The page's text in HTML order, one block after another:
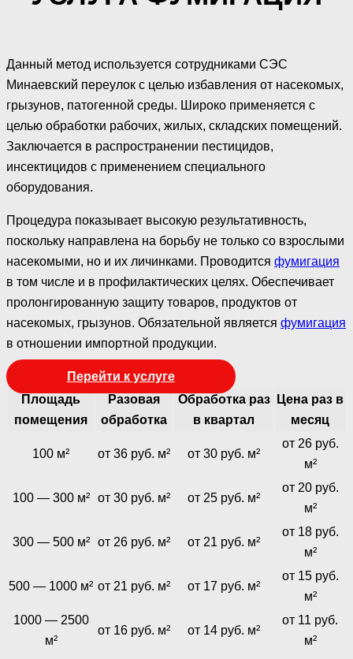
Данный метод используется сотрудниками СЭС
Минаевский переулок с целью избавления от насекомых,
грызунов, патогенной среды. Широко применяется с
целью обработки рабочих, жилых, складских помещений.
Заключается в распространении пестицидов,
инсектицидов с применением специального
оборудования.
Процедура показывает высокую результативность,
поскольку направлена на борьбу не только со взрослыми
насекомыми, но и их личинками. Проводится фумигация
в том числе и в профилактических целях. Обеспечивает
пролонгированную защиту товаров, продуктов от
насекомых, грызунов. Обязательной является фумигация
в отношении импортной продукции.
Перейти к услуге
Площадь
помещения
Разовая
обработка
Обработка раз
в квартал
Цена раз в
месяц
100 м² от 36 руб. м² от 30 руб. м²
от 26 руб.
м²
100 — 300 м² от 30 руб. м² от 25 руб. м²
от 20 руб.
м²
300 — 500 м² от 26 руб. м² от 21 руб. м²
от 18 руб.
м²
500 — 1000 м² от 21 руб. м² от 17 руб. м²
от 15 руб.
м²
1000 — 2500
м²
от 16 руб. м² от 14 руб. м²
от 11 руб.
м²